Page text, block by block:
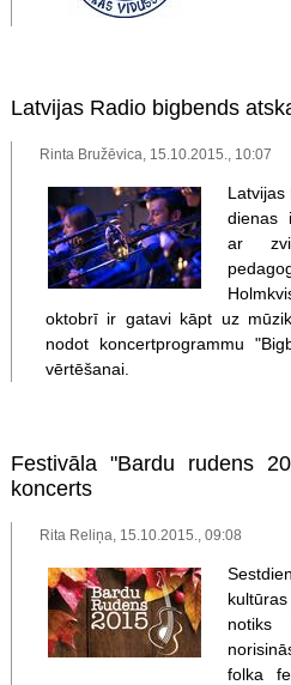
Latvijas Radio bigbends
Rinta Bružēvica, 15.10.2015., 10:07
Latvijas
dienas
ar
oktobrī ir gatavi kāpt uz
nodot koncertprogrammu
vērtēšanai.
Festivāla "Bardu rudens
koncerts
Rita Reliņa, 15.10.2015., 09:08
notiks
folka